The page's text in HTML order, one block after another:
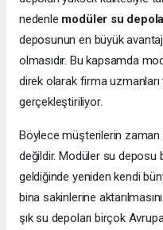
nedenle modüler su
deposunun en büyük
olmasıdır. Bu kapsamda
direk olarak firma
gerçekleştiriliyor.
Böylece müşterilerin zaman
değildir. Modüler su deposu
geldiğinde yeniden kendi
bina sakinlerine
şık su depoları birçok